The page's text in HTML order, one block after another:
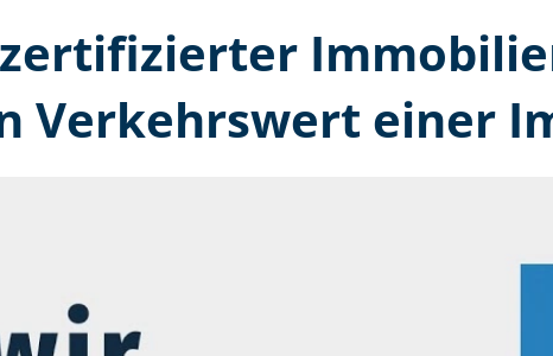
Verkehrswert einer